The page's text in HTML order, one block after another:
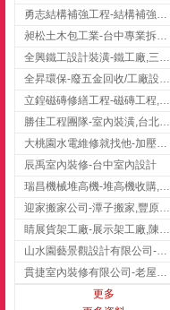
勇志結構補強工程-結構補強工程 ,桃園結構補強工程,龍潭結構補強工程
昶松土木包工業-台中專業拆除工程/挖土機出租
全興鐵工設計裝潢-鐵工廠,三峽鐵工廠,台北鐵工廠
全昇環保-廢五金回收/工廠設備收購/機械設備回收/高價收購廠房設備
立鍠磁磚修繕工程-磁磚工程,磁磚修補,新竹磁磚工程
勝佳工程團隊-室內裝潢,台北房屋裝修,三重室內裝修
大桃園水電維修就找他-加壓馬達,抽水馬達,桃園水電行,中壢水電
辰禹室內裝修-台中室內設計
瑞昌機械堆高機-堆高機收購,新北市堆高機,桃園堆高機
迎家搬家公司-潭子搬家,豐原搬家,大雅搬家,大甲搬家,台中推薦搬家,台中搬家
睛展貨架工廠-展示架工廠,陳列架,台中展示架工廠
山水園藝景觀設計有限公司-景觀工程,景觀設計,新竹園藝工程,新竹景觀設計
貫捷室內裝修有限公司-老屋翻新工程,台中老屋翻新工程,台中舊屋翻新
更多